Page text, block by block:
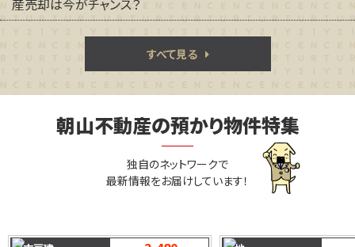
すべて見る
朝山不動産の預かり物件特集
独自のネットワークで
最新情報をお届けしています！